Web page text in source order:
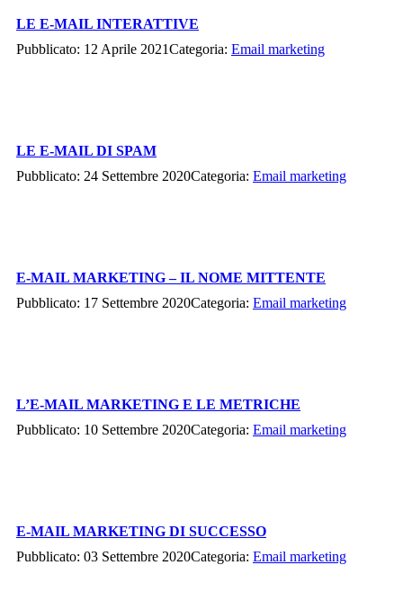
LE E-MAIL INTERATTIVE
Pubblicato: 12 Aprile 2021Categoria: Email marketing
LE E-MAIL DI SPAM
Pubblicato: 24 Settembre 2020Categoria: Email marketing
E-MAIL MARKETING – IL NOME MITTENTE
Pubblicato: 17 Settembre 2020Categoria: Email marketing
L’E-MAIL MARKETING E LE METRICHE
Pubblicato: 10 Settembre 2020Categoria: Email marketing
E-MAIL MARKETING DI SUCCESSO
Pubblicato: 03 Settembre 2020Categoria: Email marketing